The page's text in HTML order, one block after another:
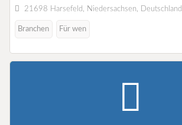
21698 Harsefeld, Niedersachsen, Deutschland
Branchen Für wen